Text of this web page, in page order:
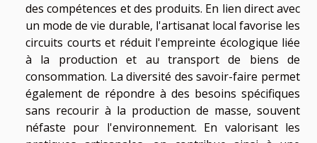
des compétences et des produits. En lien direct avec
un mode de vie durable, l'artisanat local favorise les
circuits courts et réduit l'empreinte écologique liée
à la production et au transport de biens de
consommation. La diversité des savoir-faire permet
également de répondre à des besoins spécifiques
sans recourir à la production de masse, souvent
néfaste pour l'environnement. En valorisant les